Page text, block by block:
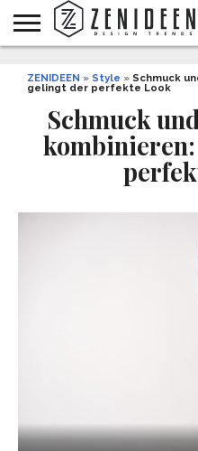
INNENDESIGN
ARCHITEKTUR
GARTEN
UND
LIFESTYLE
DEKO
&
DIY
STYLE
REZEPTE
GESUNDHEIT
WEIHNACHTEN
ZENIDEEN » Style » Schmuck
gelingt der perfekte Look
Schmuck